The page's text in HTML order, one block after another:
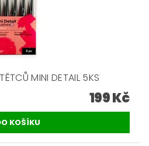
MINI DETAIL 5KS
199 Kč